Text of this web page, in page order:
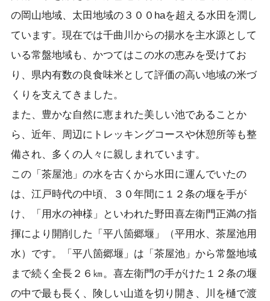
の岡山地域、太田地域の３００haを超える水田を潤し
ています。現在では千曲川からの揚水を主水源として
いる常盤地域も、かつてはこの水の恵みを受けてお
り、県内有数の良食味米として評価の高い地域の米づ
くりを支えてきました。
また、豊かな自然に恵まれた美しい池であることか
ら、近年、周辺にトレッキングコースや休憩所等も整
備され、多くの人々に親しまれています。
この「茶屋池」の水を古くから水田に運んでいたの
は、江戸時代の中頃、３０年間に１２条の堰を手が
け、「用水の神様」といわれた野田喜左衛門正満の指
揮により開削した「平八箇郷堰」（平用水、茶屋池用
水）です。「平八箇郷堰」は「茶屋池」から常盤地域
まで続く全長２６㎞。喜左衛門の手がけた１２条の堰
の中で最も長く、険しい山道を切り開き、川を樋で渡